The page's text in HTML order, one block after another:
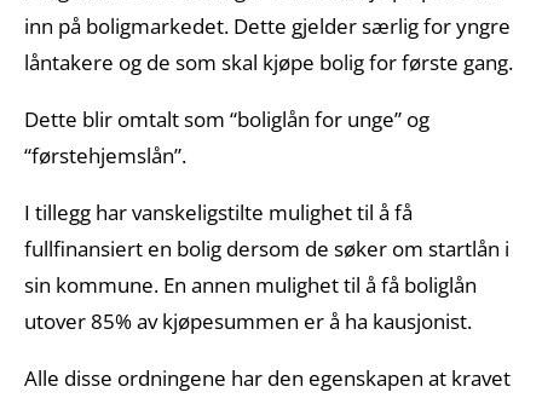
inn på boligmarkedet. Dette gjelder særlig for yngre
låntakere og de som skal kjøpe bolig for første gang.
Dette blir omtalt som “boliglån for unge” og
“førstehjemslån”.
I tillegg har vanskeligstilte mulighet til å få
fullfinansiert en bolig dersom de søker om startlån i
sin kommune. En annen mulighet til å få boliglån
utover 85% av kjøpesummen er å ha kausjonist.
Alle disse ordningene har den egenskapen at kravet